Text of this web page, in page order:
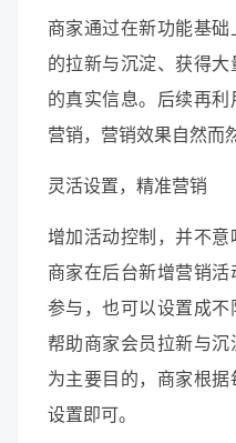
商家通过在新功能基础
的拉新与沉淀、获得大
的真实信息。后续再
营销，营销效果自然而
灵活设置，精准营销
增加活动控制，并不意
商家在后台新增营销
参与，也可以设置成
帮助商家会员拉新与
为主要目的，商家根
设置即可。